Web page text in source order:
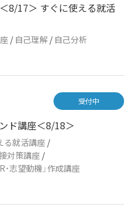
8/17＞ すぐに使える就活
/ 自己理解 / 自己分析
ド講座＜8/18＞
る就活講座 /
対策講座 /
・志望動機」作成講座
受付中